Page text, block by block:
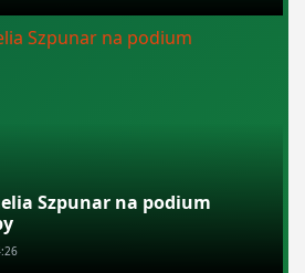
Szpunar na podium